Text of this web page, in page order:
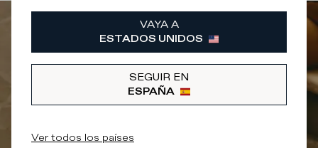
VAYA A
ESTADOS UNIDOS
SEGUIR EN
ESPAÑA
Ver todos los países